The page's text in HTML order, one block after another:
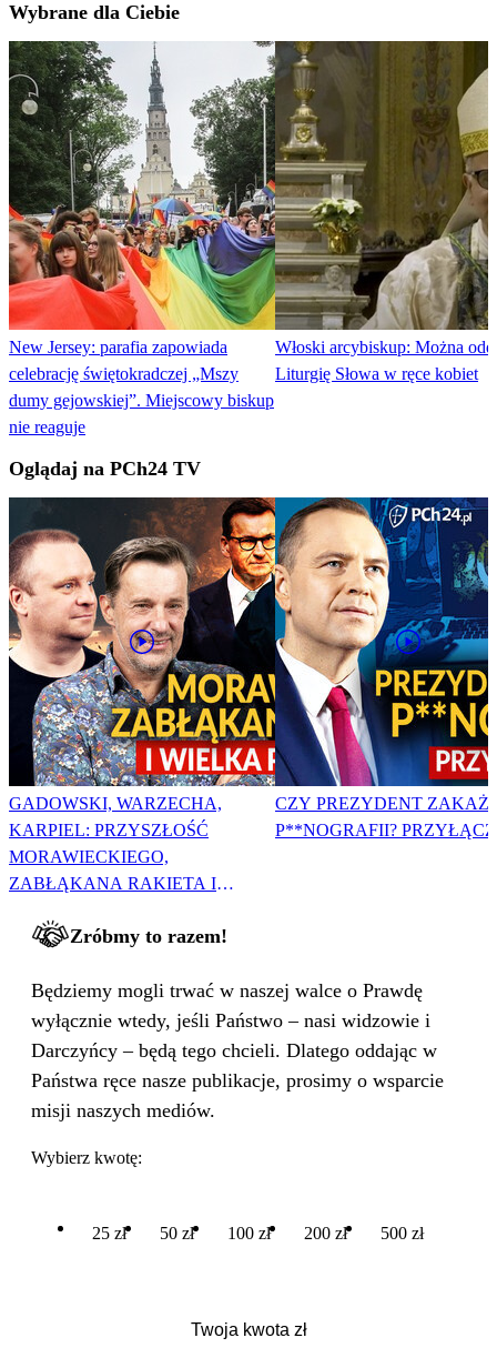
Wybrane dla Ciebie
New Jersey: parafia zapowiada
celebrację świętokradczej „Mszy
dumy gejowskiej”. Miejscowy biskup
nie reaguje
Włoski arcybiskup: Można
Liturgię Słowa w ręce kobiet
Oglądaj na PCh24 TV
GADOWSKI, WARZECHA,
KARPIEL: PRZYSZŁOŚĆ
MORAWIECKIEGO,
ZABŁĄKANA RAKIETA I
CZY PREZYDENT
P**NOGRAFII?
Zróbmy to razem!
Będziemy mogli trwać w naszej walce o Prawdę
wyłącznie wtedy, jeśli Państwo – nasi widzowie i
Darczyńcy – będą tego chcieli. Dlatego oddając w
Państwa ręce nasze publikacje, prosimy o wsparcie
misji naszych mediów.
Wybierz kwotę:
25 zł 50 zł 100 zł 200 zł 500 zł